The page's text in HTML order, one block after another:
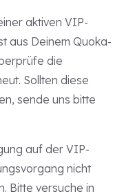
aktiven VIP-
aus Deinem Quoka-
die
Sollten diese
sende uns bitte
auf der VIP-
nicht
Bitte versuche in